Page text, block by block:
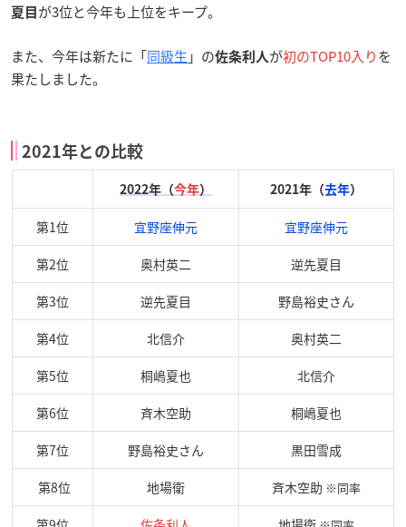
夏目 が3位と今年も上位をキープ。
また、今年は新たに「同級生 」の佐条利人 が初のTOP10入りを
果たしました。
2021年との比較
2022年（今年） 2021年（去年）
第1位 宜野座伸元 宜野座伸元
第2位 奥村英二 逆先夏目
第3位 逆先夏目 野島裕史さん
第4位 北信介 奥村英二
第5位 桐嶋夏也 北信介
第6位 斉木空助 桐嶋夏也
第7位 野島裕史さん 黒田雪成
第8位 地場衛 斉木空助 ※同率